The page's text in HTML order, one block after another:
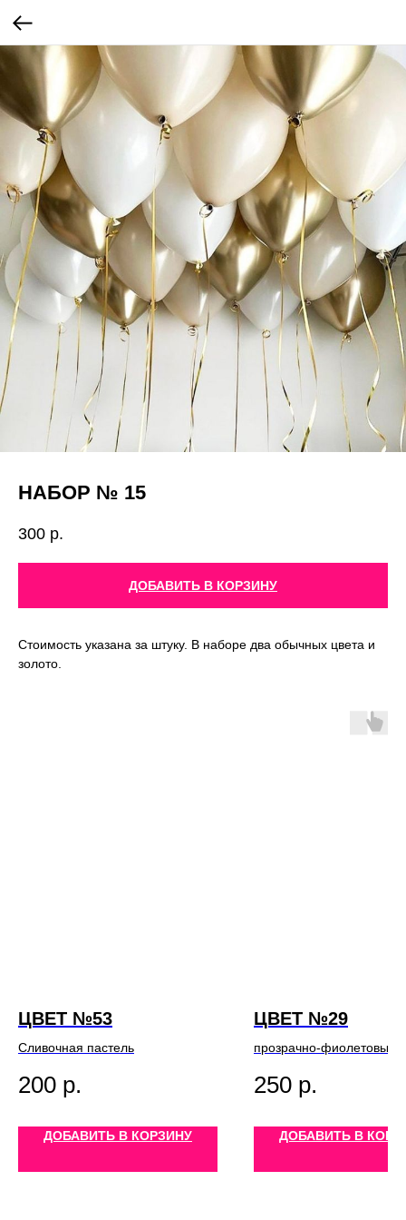
НАБОР № 15
300 р.
ДОБАВИТЬ В КОРЗИНУ
Стоимость указана за штуку. В наборе два обычных цвета и
золото.
ЦВЕТ №53
Сливочная пастель
200 р.
ДОБАВИТЬ В КОРЗИНУ
ЦВЕТ №29
прозрачно-фиолетовый
250 р.
ДОБАВИТЬ В